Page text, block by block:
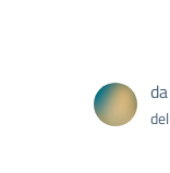
da
del